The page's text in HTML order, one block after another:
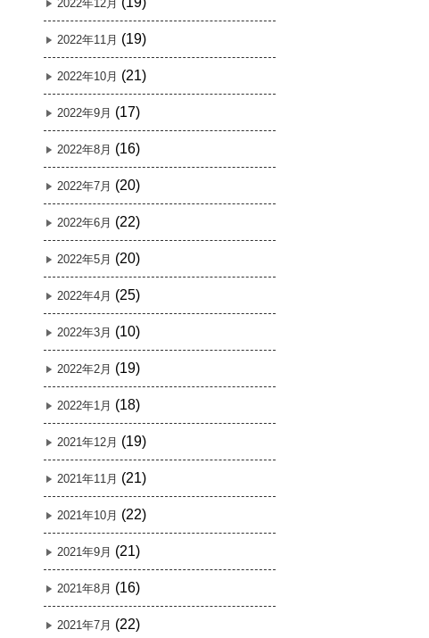
2022年12月
2022年11月 (19)
2022年10月 (21)
2022年9月 (17)
2022年8月 (16)
2022年7月 (20)
2022年6月 (22)
2022年5月 (20)
2022年4月 (25)
2022年3月 (10)
2022年2月 (19)
2022年1月 (18)
2021年12月 (19)
2021年11月 (21)
2021年10月 (22)
2021年9月 (21)
2021年8月 (16)
2021年7月 (22)